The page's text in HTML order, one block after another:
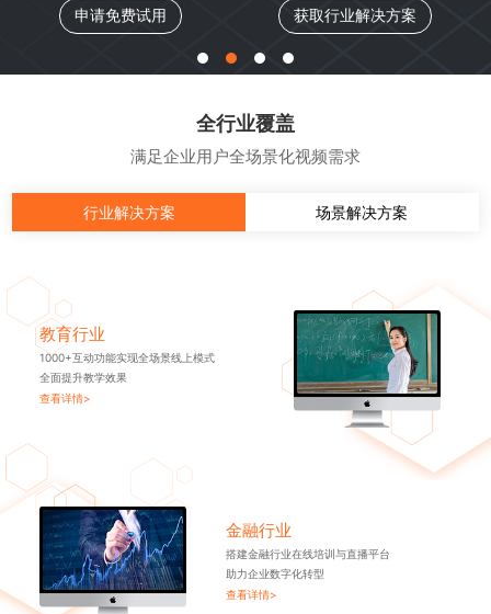
申请免费试用 获取行业解决方案
全行业覆盖
满足企业用户全场景化视频需求
行业解决方案 场景解决方案
教育行业
1000+互动功能实现全场景线上模式
全面提升教学效果
查看详情>
金融行业
搭建金融行业在线培训与直播平台
助力企业数字化转型
查看详情>